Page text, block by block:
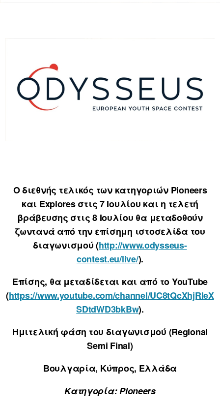
Ο διεθνής τελικός των κατηγοριών Pioneers
και Explores στις 7 Ιουλίου και η τελετή
βράβευσης στις 8 Ιουλίου θα μεταδοθούν
ζωντανά από την επίσημη ιστοσελίδα του
διαγωνισμού (http://www.odysseus-
contest.eu/live/).
Επίσης, θα μεταδίδεται και από το YouTube
(https://www.youtube.com/channel/UC8tQcXhjRleX
SDtdWD3bkBw).
Ημιτελική φάση του διαγωνισμού (Regional
Semi Final)
Βουλγαρία, Κύπρος, Ελλάδα
Κατηγορία: Pioneers